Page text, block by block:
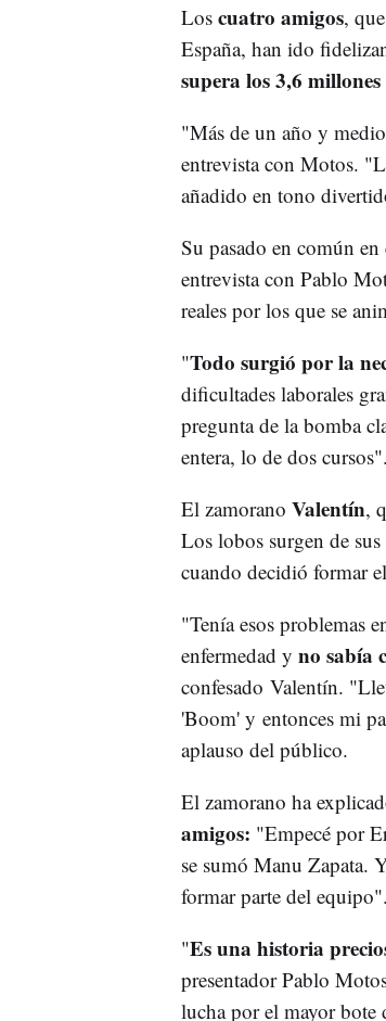
Los cuatro amigos,
España, han ido
supera los 3,6 millones
"Más de un año y
entrevista con Motos.
añadido en tono
Su pasado en común en
entrevista con Pablo
reales por los que se
"Todo surgió por la
dificultades laborales
pregunta de la bomba
entera, lo de dos cursos".
El zamorano Valentín,
Los lobos surgen de
cuando decidió formar
"Tenía esos problemas
enfermedad y no sabía
confesado Valentín.
'Boom' y entonces mi
aplauso del público.
El zamorano ha
amigos: "Empecé por
se sumó Manu Zapata.
formar parte del equipo".
"Es una historia
presentador Pablo
lucha por el mayor bote